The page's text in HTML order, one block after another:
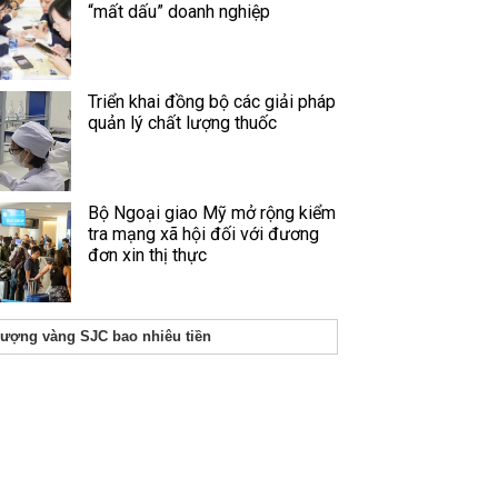
“mất dấu” doanh nghiệp
Triển khai đồng bộ các giải pháp
quản lý chất lượng thuốc
Bộ Ngoại giao Mỹ mở rộng kiểm
tra mạng xã hội đối với đương
đơn xin thị thực
vàng SJC bao nhiêu tiền